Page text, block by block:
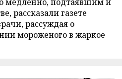
медленно, подтаявшим и
рассказали газете
рассуждая о
мороженого в жаркое